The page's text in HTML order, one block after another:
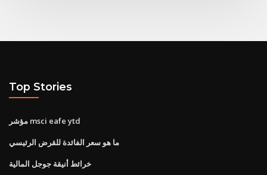
Top Stories
مؤشر msci eafe ytd
ما هو سعر الفائدة للقرض الرئيسي
خرائط أنيقة جوجل المالية